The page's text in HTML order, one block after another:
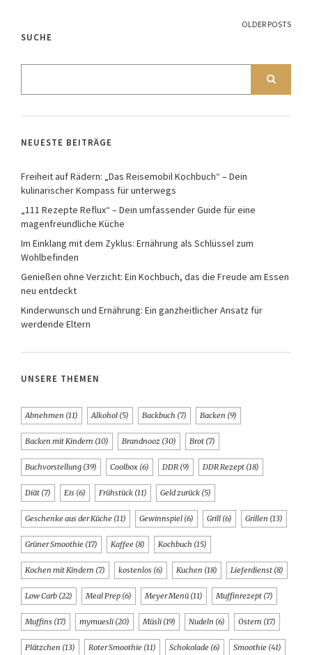
OLDER POSTS
SUCHE
NEUESTE BEITRÄGE
Freiheit auf Rädern: „Das Reisemobil Kochbuch“ – Dein
kulinarischer Kompass für unterwegs
„111 Rezepte Reflux“ – Dein umfassender Guide für eine
magenfreundliche Küche
Im Einklang mit dem Zyklus: Ernährung als Schlüssel zum
Wohlbefinden
Genießen ohne Verzicht: Ein Kochbuch, das die Freude am Essen
neu entdeckt
Kinderwunsch und Ernährung: Ein ganzheitlicher Ansatz für
werdende Eltern
UNSERE THEMEN
Abnehmen (11) Alkohol (5) Backbuch (7) Backen (9)
Backen mit Kindern (10) Brandnooz (30) Brot (7)
Buchvorstellung (39) Coolbox (6) DDR (9) DDR Rezept (18)
Diät (7) Eis (6) Frühstück (11) Geld zurück (5)
Geschenke aus der Küche (11) Gewinnspiel (6) Grill (6) Grillen (13)
Grüner Smoothie (17) Kaffee (8) Kochbuch (15)
Kochen mit Kindern (7) kostenlos (6) Kuchen (18) Lieferdienst (8)
Low Carb (22) Meal Prep (6) Meyer Menü (11) Muffinrezept (7)
Muffins (17) mymuesli (20) Müsli (19) Nudeln (6) Ostern (17)
Plätzchen (13) Roter Smoothie (11) Schokolade (6) Smoothie (41)